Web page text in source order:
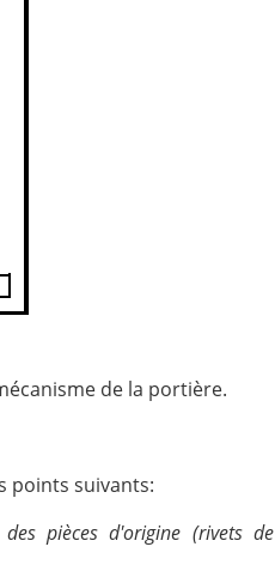
de la portière.
points suivants:
pièces d'origine (rivets de